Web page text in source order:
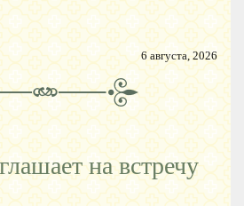
6 августа, 2026
на встречу